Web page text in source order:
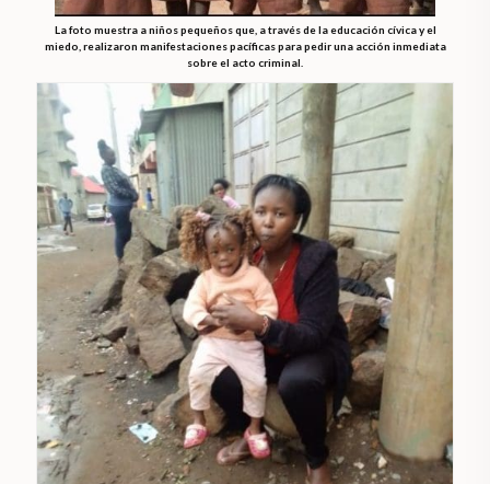
La foto muestra a niños pequeños que, a través de la educación cívica y el
miedo, realizaron manifestaciones pacíficas para pedir una acción inmediata
sobre el acto criminal.